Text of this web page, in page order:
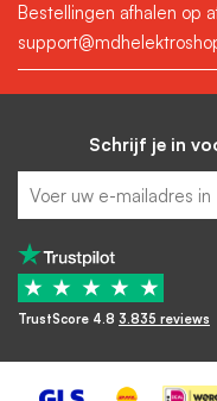
Bestellingen afhalen op
Schrijf je in
★ ★ ★ ★ ★
TrustScore 4.8 3.835 reviews